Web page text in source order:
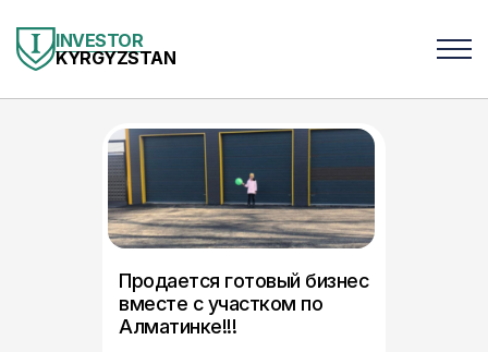
INVESTOR
KYRGYZSTAN
Продается готовый бизнес
вместе с участком по
Алматинке!!!